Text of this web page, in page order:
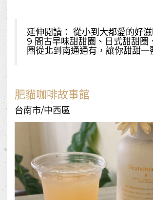
延伸閱讀： 從小到大都愛的好
9 間古早味甜甜圈、日式甜甜圈
圈從北到南通通有，讓你甜甜一
肥貓咖啡故事館
台南市/中西區